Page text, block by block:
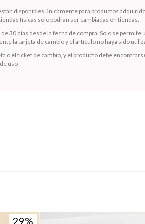
disponibles únicamente para productos
físicas solo podrán ser cambiadas en tiendas.
30 días desde la fecha de compra. Solo se permite
la tarjeta de cambio y el artículo no haya sido
o el ticket de cambio, y el producto debe
uso
29
29